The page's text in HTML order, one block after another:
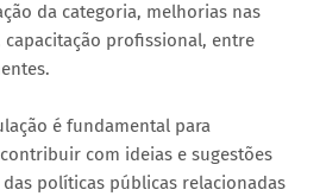
da categoria, melhorias nas
profissional, entre
é fundamental para
com ideias e sugestões
políticas públicas relacionadas